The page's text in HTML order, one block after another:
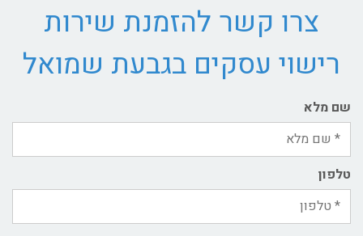
צרו קשר להזמנת שירות
רישוי עסקים בגבעת שמואל
שם מלא
טלפון